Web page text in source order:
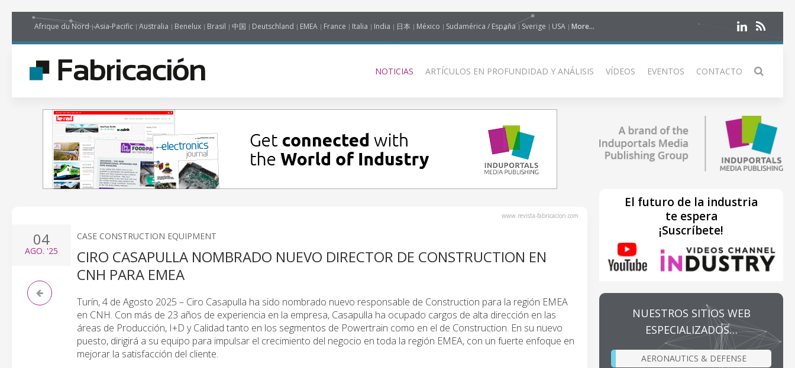
Afrique du Nord Asia-Pacific Australia Benelux Brasil 中国 Deutschland EMEA France Italia India 日本 México Sudamérica / España Sverige USA More...
NOTICIAS ARTÍCULOS EN PROFUNDIDAD Y ANÁLISIS VÍDEOS EVENTOS CONTACTO
www.revista-fabricacion.com
04
AGO. '25
CASE CONSTRUCTION EQUIPMENT
CIRO CASAPULLA NOMBRADO NUEVO DIRECTOR DE CONSTRUCTION EN
CNH PARA EMEA
Turín, 4 de Agosto 2025 – Ciro Casapulla ha sido nombrado nuevo responsable de Construction para la región EMEA
en CNH. Con más de 23 años de experiencia en la empresa, Casapulla ha ocupado cargos de alta dirección en las
áreas de Producción, I+D y Calidad tanto en los segmentos de Powertrain como en el de Construction. En su nuevo
puesto, dirigirá a su equipo para impulsar el crecimiento del negocio en toda la región EMEA, con un fuerte enfoque en
mejorar la satisfacción del cliente.
El futuro de la industria
te espera
¡Suscríbete!
NUESTROS SITIOS WEB
ESPECIALIZADOS…
AERONAUTICS & DEFENSE